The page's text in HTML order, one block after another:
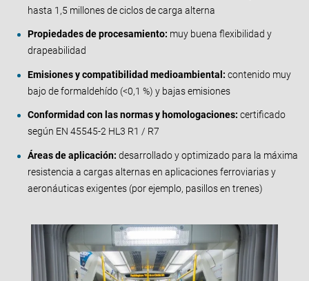
hasta 1,5 millones de ciclos de carga alterna
Propiedades de procesamiento: muy buena flexibilidad y
drapeabilidad
Emisiones y compatibilidad medioambiental: contenido muy
bajo de formaldehído (<0,1 %) y bajas emisiones
Conformidad con las normas y homologaciones: certificado
según EN 45545-2 HL3 R1 / R7
Áreas de aplicación: desarrollado y optimizado para la máxima
resistencia a cargas alternas en aplicaciones ferroviarias y
aeronáuticas exigentes (por ejemplo, pasillos en trenes)